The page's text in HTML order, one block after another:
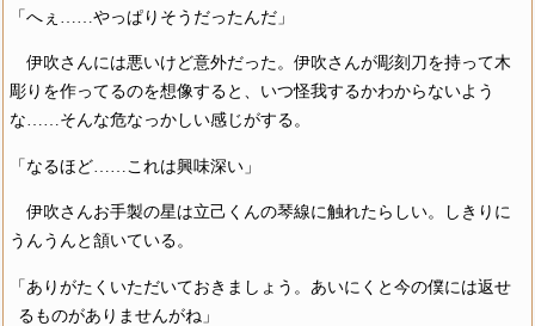
「へぇ……やっぱりそうだったんだ」
伊吹さんには悪いけど意外だった。伊吹さんが彫刻刀を持って木
彫りを作ってるのを想像すると、いつ怪我するかわからないよう
な……そんな危なっかしい感じがする。
「なるほど……これは興味深い」
伊吹さんお手製の星は立己くんの琴線に触れたらしい。しきりに
うんうんと頷いている。
「ありがたくいただいておきましょう。あいにくと今の僕には返せ
るものがありませんがね」